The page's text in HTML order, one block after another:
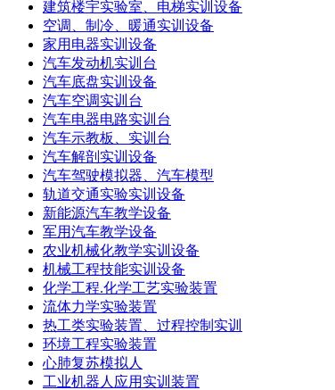
建筑楼宇实验室、电梯实训设备
空调、制冷、暖通实训设备
家用电器实训设备
汽车发动机实训台
汽车底盘实训设备
汽车空调实训台
汽车电器电路实训台
汽车示教板、实训台
汽车解剖实训设备
汽车驾驶模拟器、汽车模型
轨道交通实验实训设备
新能源汽车教学设备
军用汽车教学设备
农业机械化教学实训设备
机械工程技能实训设备
化学工程.化学工艺实验装置
流体力学实验装置
热工类实验装置、过程控制实训
环境工程实验装置
心肺复苏模拟人
工业机器人应用实训装置